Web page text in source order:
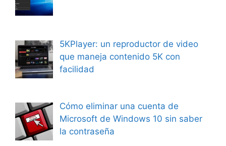
5KPlayer: un reproductor de video
que maneja contenido 5K con
facilidad
Cómo eliminar una cuenta de
Microsoft de Windows 10 sin saber
la contraseña